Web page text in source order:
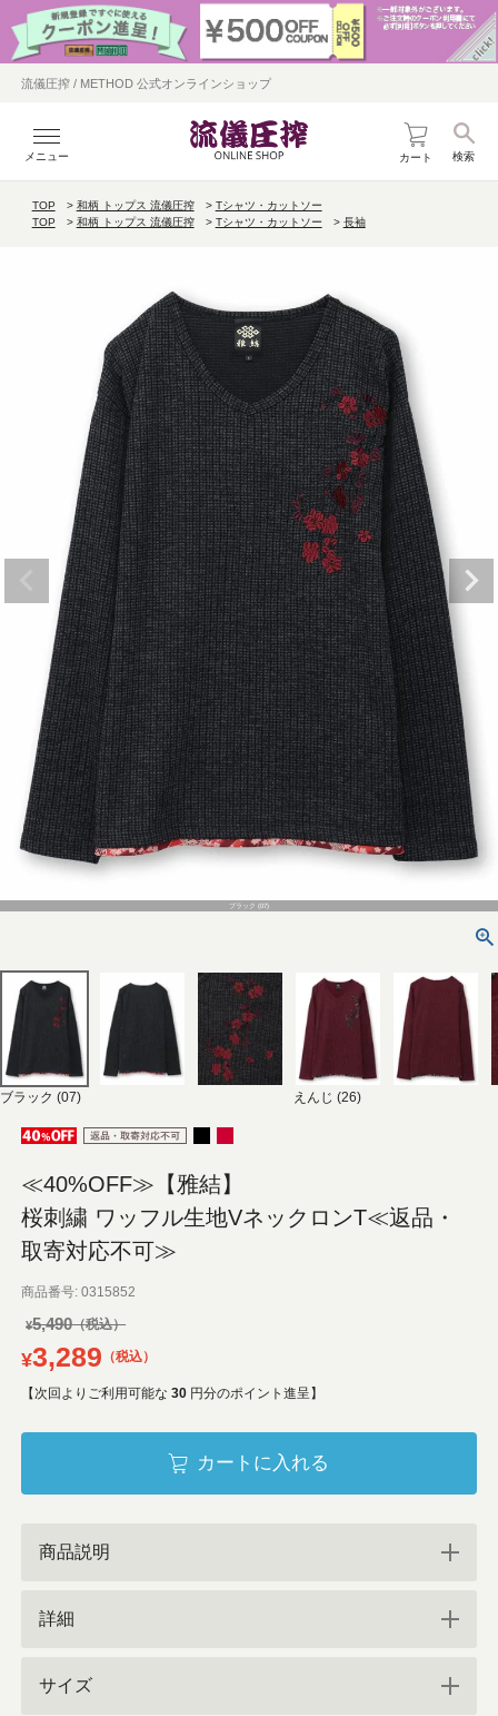
流儀圧搾 / METHOD 公式オンラインショップ
メニュー カート 検索
TOP 和柄 トップス 流儀圧搾
Tシャツ・カットソー
TOP
和柄 トップス 流儀圧搾 Tシャツ・カットソー 長袖
ブラック (07)
ブラック (07) えんじ (26)
≪40%OFF≫【雅結】
桜刺繍 ワッフル生地VネックロンT≪返品・
取寄対応不可≫
商品番号 0315852
¥5,490
¥3,289 税込
【次回よりご利用可能な 30 円分のポイント進呈】
カートに入れる
商品説明
詳細
サイズ